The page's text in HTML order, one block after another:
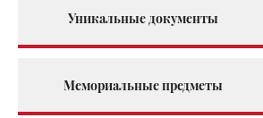
Уникальные документы
Мемориальные предметы